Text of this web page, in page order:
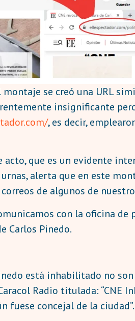
se creó una URL
insignificante
, es decir,
acto, que es un evidente
alerta que en este
de algunos de
con la oficina
Carlos Pinedo.
está inhabilitado no
Radio titulada: “CNE
fuese concejal de la ciudad”.